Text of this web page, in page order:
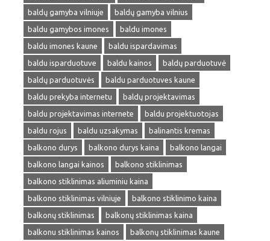
baldų gamyba vilniuje
baldų gamyba vilnius
baldu gamybos imones
baldu imones
baldu imones kaune
baldu ispardavimas
baldu isparduotuve
baldu kainos
baldų parduotuvė
baldų parduotuvės
baldu parduotuves kaune
baldu prekyba internetu
baldų projektavimas
baldu projektavimas internete
baldu projektuotojas
baldu rojus
baldu uzsakymas
balinantis kremas
balkono durys
balkono durys kaina
balkono langai
balkono langai kainos
balkono stiklinimas
balkono stiklinimas aliuminiu kaina
balkono stiklinimas vilniuje
balkono stiklinimo kaina
balkonų stiklinimas
balkonų stiklinimas kaina
balkonu stiklinimas kainos
balkonų stiklinimas kaune